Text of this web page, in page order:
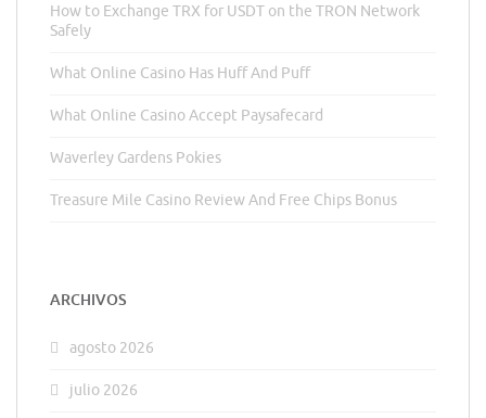
How to Exchange TRX for USDT on the TRON Network
Safely
What Online Casino Has Huff And Puff
What Online Casino Accept Paysafecard
Waverley Gardens Pokies
Treasure Mile Casino Review And Free Chips Bonus
ARCHIVOS
agosto 2026
julio 2026